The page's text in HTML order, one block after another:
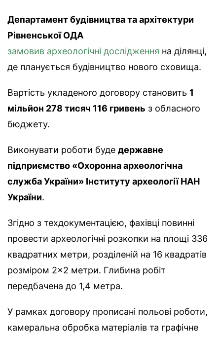
Департамент будівництва та архітектури
Рівненської ОДА
замовив археологічні дослідження на ділянці,
де планується будівництво нового сховища.
Вартість укладеного договору становить 1
мільйон 278 тисяч 116 гривень з обласного
бюджету.
Виконувати роботи буде державне
підприємство «Охоронна археологічна
служба України» Інституту археології НАН
України.
Згідно з техдокументацією, фахівці повинні
провести археологічні розкопки на площі 336
квадратних метри, розділеній на 16 квадратів
розміром 2×2 метри. Глибина робіт
передбачена до 1,4 метра.
У рамках договору прописані польові роботи,
камеральна обробка матеріалів та графічне